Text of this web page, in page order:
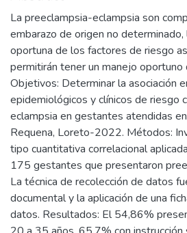
La preeclampsia-eclampsia son
embarazo de origen no determinado,
oportuna de los factores de riesgo
permitirán tener un manejo oportuno
Objetivos: Determinar la asociación
epidemiológicos y clínicos de riesgo
eclampsia en gestantes atendidas
Requena, Loreto-2022. Métodos:
tipo cuantitativa correlacional
175 gestantes que presentaron
La técnica de recolección de datos
documental y la aplicación de una
datos. Resultados: El 54,86%